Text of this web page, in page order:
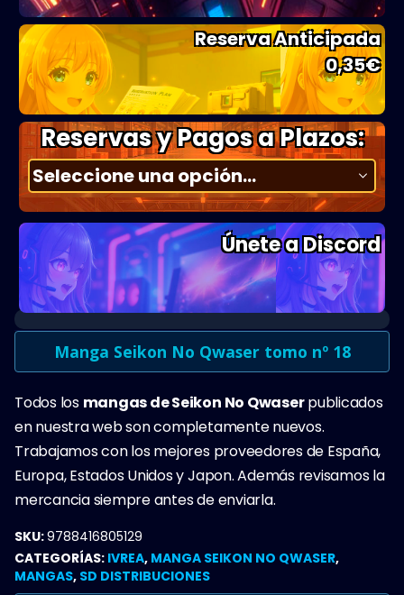
Reserva Anticipada
0,35€
Reservas y Pagos a Plazos:
Únete a Discord
Manga Seikon No Qwaser tomo nº 18
Todos los mangas de Seikon No Qwaserpublicados
en nuestra web son completamente nuevos.
Trabajamos con los mejores proveedores de España,
Europa, Estados Unidos y Japon. Además revisamos la
mercancia siempre antes de enviarla.
SKU:9788416805129
CATEGORÍAS: IVREA, MANGA SEIKON NO QWASER,
MANGAS, SD DISTRIBUCIONES